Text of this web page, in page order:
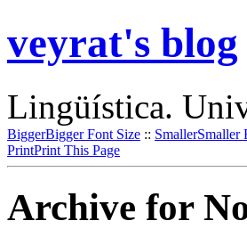
veyrat's blog
Lingüística.
BiggerBigger Font Size :: SmallerSmaller
PrintPrint This Page
Archive for